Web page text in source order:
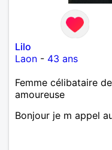
Lilo
Laon - 43 ans
Femme célibataire
amoureuse
Bonjour je m appel